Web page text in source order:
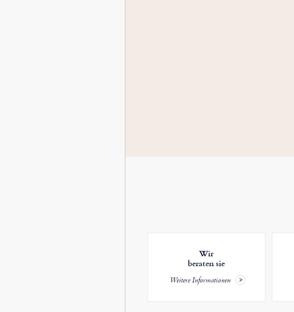
Wir
beraten sie
Weitere Informationen